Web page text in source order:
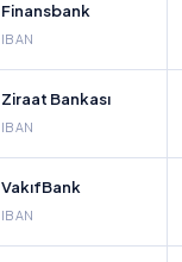
Finansbank
IBAN
Ziraat Bankası
IBAN
VakıfBank
IBAN